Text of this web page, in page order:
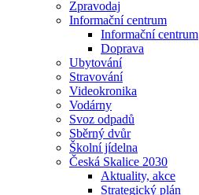
Zpravodaj
Informační centrum
Informační centrum
Doprava
Ubytování
Stravování
Videokronika
Vodárny
Svoz odpadů
Sběrný dvůr
Školní jídelna
Česká Skalice 2030
Aktuality, akce
Strategický plán